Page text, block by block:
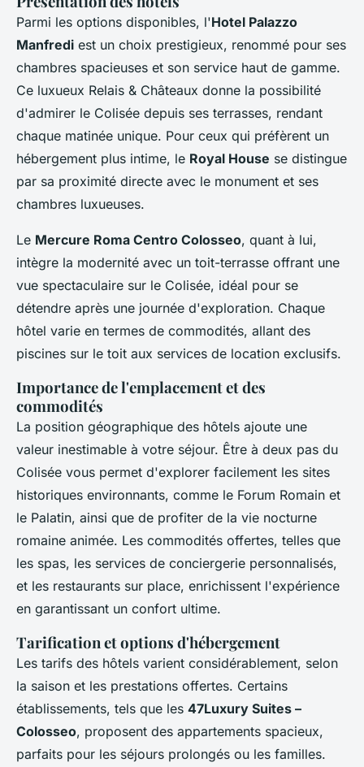
Parmi les options disponibles, l'Hotel Palazzo
Manfredi est un choix prestigieux, renommé pour ses
chambres spacieuses et son service haut de gamme.
Ce luxueux Relais & Châteaux donne la possibilité
d'admirer le Colisée depuis ses terrasses, rendant
chaque matinée unique. Pour ceux qui préfèrent un
hébergement plus intime, le Royal House se distingue
par sa proximité directe avec le monument et ses
chambres luxueuses.
Le Mercure Roma Centro Colosseo, quant à lui,
intègre la modernité avec un toit-terrasse offrant une
vue spectaculaire sur le Colisée, idéal pour se
détendre après une journée d'exploration. Chaque
hôtel varie en termes de commodités, allant des
piscines sur le toit aux services de location exclusifs.
Importance de l'emplacement et des
commodités
La position géographique des hôtels ajoute une
valeur inestimable à votre séjour. Être à deux pas du
Colisée vous permet d'explorer facilement les sites
historiques environnants, comme le Forum Romain et
le Palatin, ainsi que de profiter de la vie nocturne
romaine animée. Les commodités offertes, telles que
les spas, les services de conciergerie personnalisés,
et les restaurants sur place, enrichissent l'expérience
en garantissant un confort ultime.
Tarification et options d'hébergement
Les tarifs des hôtels varient considérablement, selon
la saison et les prestations offertes. Certains
établissements, tels que les 47Luxury Suites –
Colosseo, proposent des appartements spacieux,
parfaits pour les séjours prolongés ou les familles.